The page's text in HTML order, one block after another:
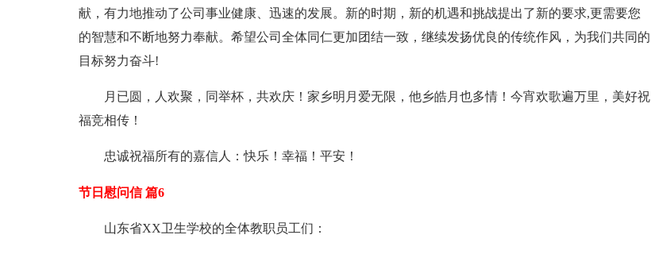
献，有力地推动了公司事业健康、迅速的发展。新的时期，新的机遇和挑战提出了新的要求,更需要您
的智慧和不断地努力奉献。希望公司全体同仁更加团结一致，继续发扬优良的传统作风，为我们共同的
目标努力奋斗!
月已圆，人欢聚，同举杯，共欢庆！家乡明月爱无限，他乡皓月也多情！今宵欢歌遍万里，美好祝
福竞相传！
忠诚祝福所有的嘉信人：快乐！幸福！平安！
节日慰问信 篇6
山东省XX卫生学校的全体教职员工们：